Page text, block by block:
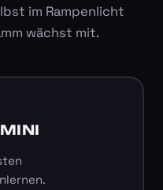
im Rampenlicht
wächst mit.